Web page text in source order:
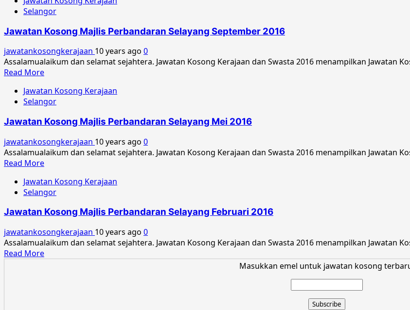
Selangor
Jawatan Kosong Majlis Perbandaran Selayang September 2016
jawatankosongkerajaan 10 years ago 0
Assalamualaikum dan selamat sejahtera. Jawatan Kosong Kerajaan dan Swasta 2016 menampilkan Jawatan
Read MoreRead
about
Jawatan
Majlis
Selayang
September
2016
Jawatan Kosong Kerajaan
Selangor
Jawatan Kosong Majlis Perbandaran Selayang Mei 2016
jawatankosongkerajaan 10 years ago 0
Assalamualaikum dan selamat sejahtera. Jawatan Kosong Kerajaan dan Swasta 2016 menampilkan Jawatan
Read MoreRead
about
Jawatan
Majlis
Perbandaran
Selayang
Mei
2016
Jawatan Kosong Kerajaan
Selangor
Jawatan Kosong Majlis Perbandaran Selayang Februari 2016
jawatankosongkerajaan 10 years ago 0
Assalamualaikum dan selamat sejahtera. Jawatan Kosong Kerajaan dan Swasta 2016 menampilkan Jawatan
Read MoreRead
Masukkan emel untuk jawatan kosong